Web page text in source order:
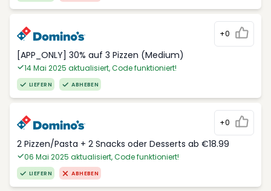
+0
[APP_ONLY] 30% auf 3 Pizzen (Medium)
14 Mai 2025 aktualisiert, Code funktioniert!
LIEFERN ABHEBEN
+0
2 Pizzen/Pasta + 2 Snacks oder Desserts ab €18.99
06 Mai 2025 aktualisiert, Code funktioniert!
LIEFERN ABHEBEN